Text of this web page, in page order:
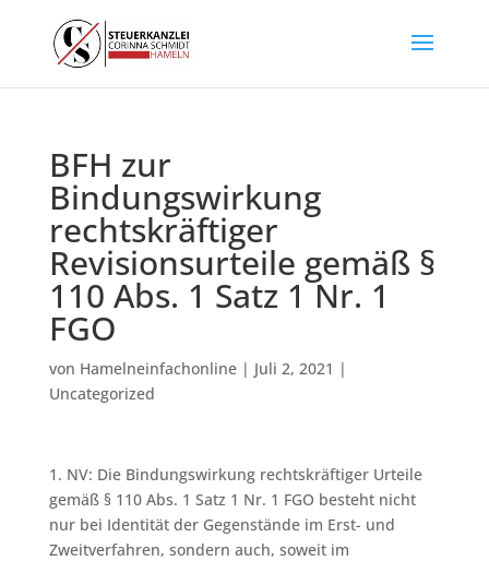
BFH zur
Bindungswirkung
rechtskräftiger
Revisionsurteile gemäß §
110 Abs. 1 Satz 1 Nr. 1
FGO
von Hamelneinfachonline| Juli 2, 2021 |
Uncategorized
1. NV: Die Bindungswirkung rechtskräftiger Urteile
gemäß § 110 Abs. 1 Satz 1 Nr. 1 FGO besteht nicht
nur bei Identität der Gegenstände im Erst- und
Zweitverfahren, sondern auch, soweit im